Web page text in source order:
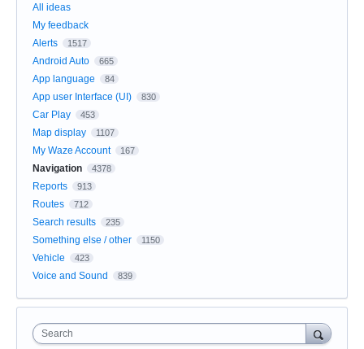
All ideas
My feedback
Alerts
1517
Android Auto 665
App language 84
App user Interface (UI) 830
Car Play 453
Map display 1107
My Waze Account 167
Navigation 4378
Reports 913
Routes 712
Search results 235
Something else / other 1150
Vehicle 423
Voice and Sound 839
Search